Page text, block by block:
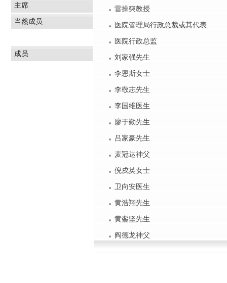
主席
雷操奭教授
当然成员
医院管理局行政总裁或其代表
医院行政总监
成员
刘家强先生
李恩斯女士
李敬志先生
李国维医生
廖于勤先生
吕家豪先生
麦冠达神父
倪戌英女士
卫向安医生
黄浩翔先生
黄銮坚先生
阎德龙神父